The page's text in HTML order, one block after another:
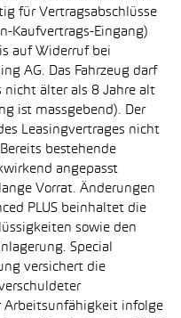
für Vertragsabschlüsse
Kaufvertrags-Eingang)
auf Widerruf bei
AG. Das Fahrzeug darf
nicht älter als 8 Jahre alt
ist massgebend). Der
Leasingvertrages nicht
bestehende
angepasst
Vorrat. Änderungen
PLUS beinhaltet die
sowie den
Special
versichert die
Arbeitsunfähigkeit infolge